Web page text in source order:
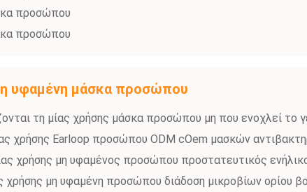
προσώπου
προσώπου
υφαμένη μάσκα προσώπου
τη μίας χρήσης μάσκα προσώπου μη που ενοχλεί το
χρήσης Earloop προσώπου ODM cOem μασκών
χρήσης μη υφαμένος προσώπου προστατευτικός
χρήσης μη υφαμένη προσώπου διάδοση μικροβίων ορίου